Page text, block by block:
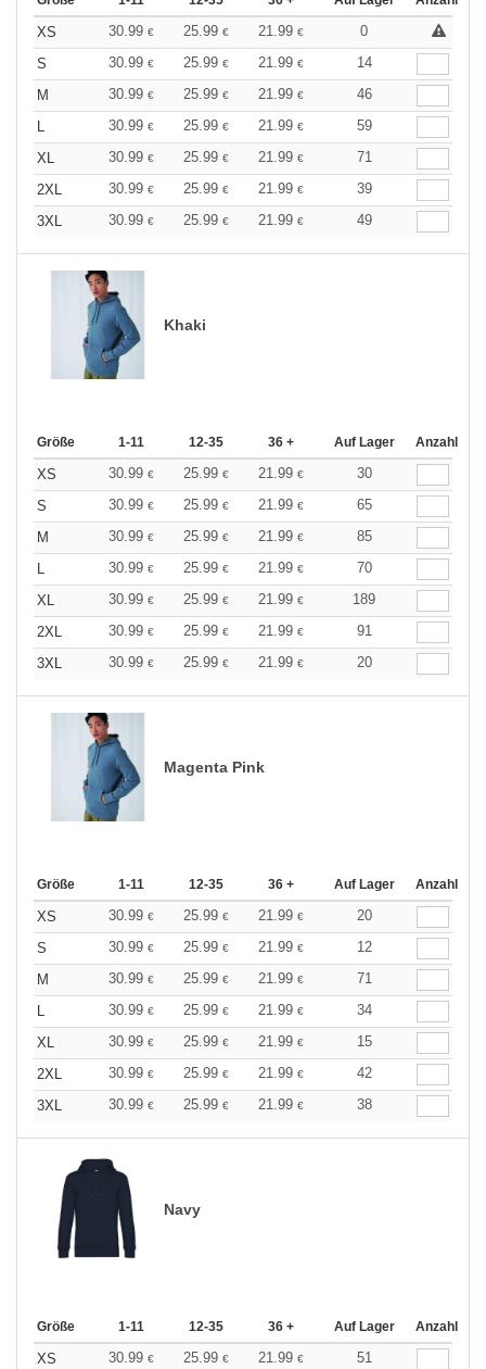
XS 30.99 € 25.99 € 21.99 €
0
S
30.99 € 25.99 € 21.99 €
14
M
30.99 € 25.99 € 21.99 €
46
L
30.99 € 25.99 € 21.99 €
59
XL
30.99 € 25.99 € 21.99 €
71
2XL
30.99 € 25.99 € 21.99 €
39
3XL
30.99 € 25.99 € 21.99 € 49
Khaki
Größe 1-11 12-35 36 + Auf Lager Anzahl
XS 30.99 € 25.99 € 21.99 €
30
S
30.99 € 25.99 € 21.99 €
65
M
30.99 € 25.99 € 21.99 €
85
L
30.99 € 25.99 € 21.99 €
70
XL
30.99 € 25.99 € 21.99 €
189
2XL
30.99 € 25.99 € 21.99 €
91
3XL
30.99 € 25.99 € 21.99 € 20
Magenta Pink
Größe 1-11 12-35 36 + Auf Lager Anzahl
XS 30.99 € 25.99 € 21.99 €
20
S
30.99 € 25.99 € 21.99 €
12
M
30.99 € 25.99 € 21.99 €
71
L
30.99 € 25.99 € 21.99 €
34
XL
30.99 € 25.99 € 21.99 €
15
2XL
30.99 € 25.99 € 21.99 €
42
3XL
30.99 € 25.99 € 21.99 € 38
Navy
Größe 1-11 12-35 36 + Auf Lager Anzahl
XS 30.99 € 25.99 € 21.99 €
51